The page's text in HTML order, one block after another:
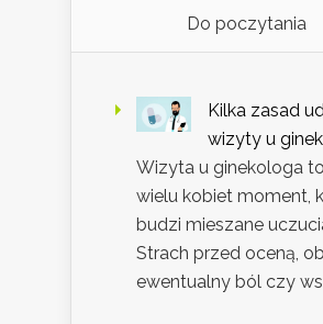
Do poczytania
Kilka zasad
wizyty u
Wizyta u ginekologa
wielu kobiet moment,
budzi mieszane
Strach przed oceną,
ewentualny ból czy